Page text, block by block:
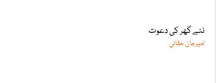
نئے گھر کی دعوت
امیرجان حقانی